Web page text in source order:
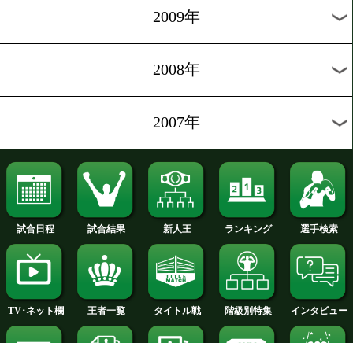
2012年
2011年
2010年
2009年